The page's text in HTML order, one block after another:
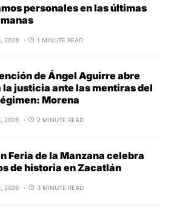
personales en las últimas
2026 1 MINUTE READ
de Ángel Aguirre abre
la justicia ante las mentiras del
Morena
2026 2 MINUTE READ
Feria de la Manzana celebra
de historia en Zacatlán
2026 3 MINUTE READ